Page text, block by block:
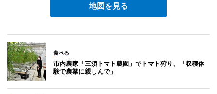
地図を見る
食べる
市内農家「三須トマト農園」でトマト狩り、「収穫体
験で農業に親しんで」